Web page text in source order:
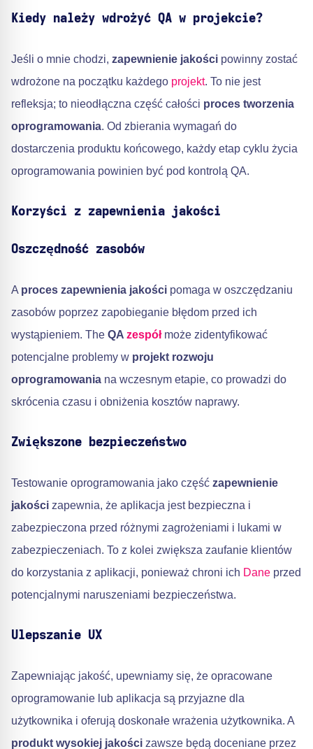
Kiedy należy wdrożyć QA w projekcie?
Jeśli o mnie chodzi, zapewnienie jakości powinny zostać
wdrożone na początku każdego projekt. To nie jest
refleksja; to nieodłączna część całości proces tworzenia
oprogramowania. Od zbierania wymagań do
dostarczenia produktu końcowego, każdy etap cyklu życia
oprogramowania powinien być pod kontrolą QA.
Korzyści z zapewnienia jakości
Oszczędność zasobów
A proces zapewnienia jakości pomaga w oszczędzaniu
zasobów poprzez zapobieganie błędom przed ich
wystąpieniem. The QA zespółmoże zidentyfikować
potencjalne problemy w projekt rozwoju
oprogramowania na wczesnym etapie, co prowadzi do
skrócenia czasu i obniżenia kosztów naprawy.
Zwiększone bezpieczeństwo
Testowanie oprogramowania jako część zapewnienie
jakości zapewnia, że aplikacja jest bezpieczna i
zabezpieczona przed różnymi zagrożeniami i lukami w
zabezpieczeniach. To z kolei zwiększa zaufanie klientów
do korzystania z aplikacji, ponieważ chroni ich Dane przed
potencjalnymi naruszeniami bezpieczeństwa.
Ulepszanie UX
Zapewniając jakość, upewniamy się, że opracowane
oprogramowanie lub aplikacja są przyjazne dla
użytkownika i oferują doskonałe wrażenia użytkownika. A
produkt wysokiej jakości zawsze będą doceniane przez